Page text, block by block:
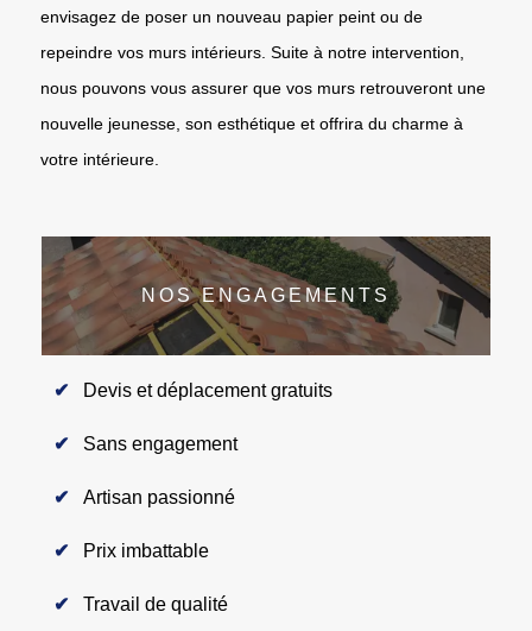
envisagez de poser un nouveau papier peint ou de
repeindre vos murs intérieurs. Suite à notre intervention,
nous pouvons vous assurer que vos murs retrouveront une
nouvelle jeunesse, son esthétique et offrira du charme à
votre intérieure.
NOS ENGAGEMENTS
Devis et déplacement gratuits
Sans engagement
Artisan passionné
Prix imbattable
Travail de qualité